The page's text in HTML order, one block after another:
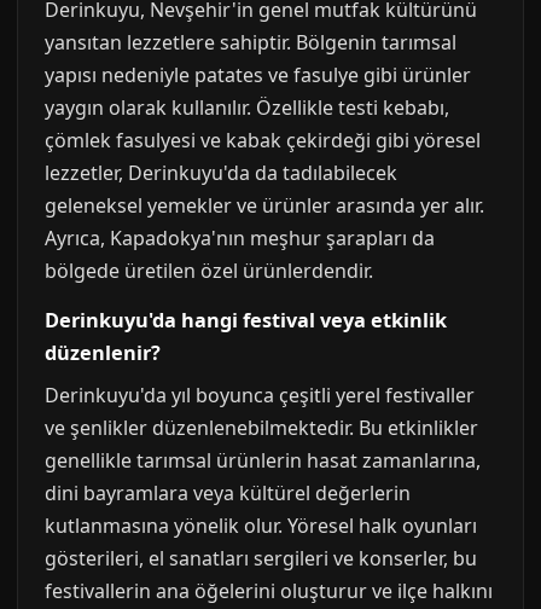
Derinkuyu, Nevşehir'in genel mutfak kültürünü
yansıtan lezzetlere sahiptir. Bölgenin tarımsal
yapısı nedeniyle patates ve fasulye gibi ürünler
yaygın olarak kullanılır. Özellikle testi kebabı,
çömlek fasulyesi ve kabak çekirdeği gibi yöresel
lezzetler, Derinkuyu'da da tadılabilecek
geleneksel yemekler ve ürünler arasında yer alır.
Ayrıca, Kapadokya'nın meşhur şarapları da
bölgede üretilen özel ürünlerdendir.
Derinkuyu'da hangi festival veya etkinlik
düzenlenir?
Derinkuyu'da yıl boyunca çeşitli yerel festivaller
ve şenlikler düzenlenebilmektedir. Bu etkinlikler
genellikle tarımsal ürünlerin hasat zamanlarına,
dini bayramlara veya kültürel değerlerin
kutlanmasına yönelik olur. Yöresel halk oyunları
gösterileri, el sanatları sergileri ve konserler, bu
festivallerin ana öğelerini oluşturur ve ilçe halkını